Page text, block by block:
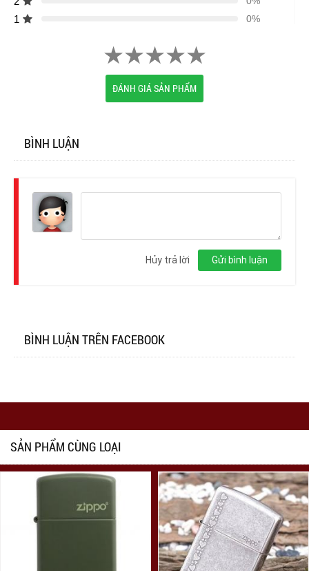
1 0%
ĐÁNH GIÁ SẢN PHẨM
BÌNH LUẬN
Gửi bình luận
Hủy trả lời
BÌNH LUẬN TRÊN FACEBOOK
SẢN PHẨM CÙNG LOẠI